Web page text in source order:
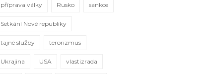
příprava války Rusko sankce
Setkání Nové republiky
tajné služby terorizmus
Ukrajina USA vlastizrada